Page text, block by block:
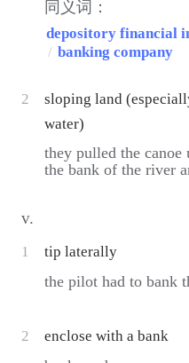
同义词：
depository financial
/ banking company
2
sloping land
water)
they pulled the
the bank of the river
v.
1 tip laterally
the pilot had to bank
2 enclose with a bank